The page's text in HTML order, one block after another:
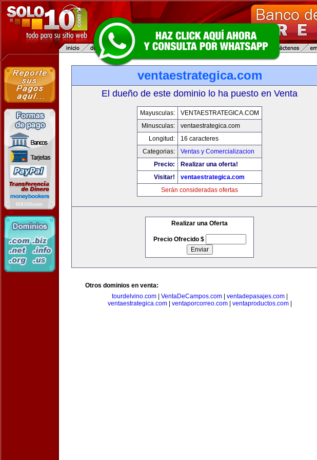
ventaestrategica.com
El dueño de este dominio lo ha puesto en Venta
Mayusculas:
VENTAESTRATEGICA.COM
Minusculas:
ventaestrategica.com
Longitud:
16 caracteres
Categorias:
Ventas y Comercializacion
Precio:
Realizar una oferta!
Visitar!
ventaestrategica.com
Serán consideradas ofertas
Realizar una Oferta
Precio Ofrecido $
Otros dominios en venta:
tourdelvino.com| VentaDeCampos.com| ventadepasajes.com|
ventaestrategica.com| ventaporcorreo.com| ventaproductos.com|